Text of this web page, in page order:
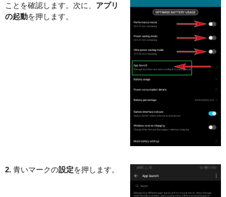
ことを確認します。次に、 アプリ
の起動を押します。
2. 青いマークの設定を押します。